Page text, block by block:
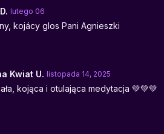
lutego 06
kojácy glos Pani Agnieszki
Kwiat U. listopada 14, 2025
kojąca i otulająca medytacja 💚💚💚